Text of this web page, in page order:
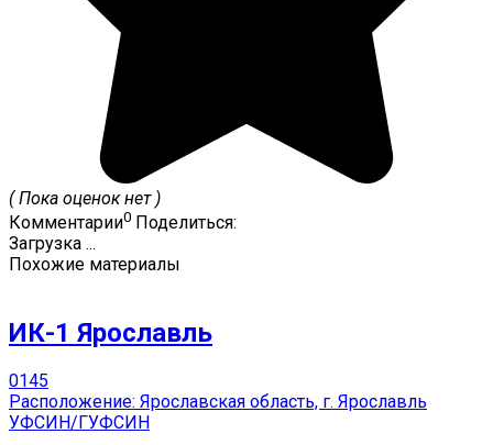
( Пока оценок нет )
Комментарии0 Поделиться:
Загрузка ...
Похожие материалы
ИК-1 Ярославль
0145
Расположение: Ярославская область, г. Ярославль
УФСИН/ГУФСИН